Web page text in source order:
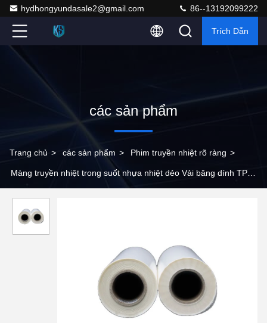
hydhongyundasale2@gmail.com 86--13192099222
Trích Dẫn
các sản phẩm
Trang chủ > các sản phẩm > Phim truyền nhiệt rõ ràng >
Màng truyền nhiệt trong suốt nhựa nhiệt dẻo Vải băng dính TPU